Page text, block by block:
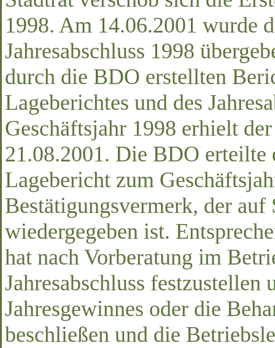
1998. Am 14.06.2001 wurde
Jahresabschluss 1998
durch die BDO erstellten
Lageberichtes und des
Geschäftsjahr 1998 erhielt
21.08.2001. Die BDO erteilte
Lagebericht zum
Bestätigungsvermerk, der auf
wiedergegeben ist.
hat nach Vorberatung im
Jahresabschluss festzustellen
Jahresgewinnes oder die
beschließen und die